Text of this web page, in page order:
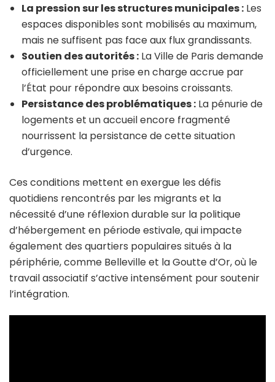
La pression sur les structures municipales : Les
espaces disponibles sont mobilisés au maximum,
mais ne suffisent pas face aux flux grandissants.
Soutien des autorités : La Ville de Paris demande
officiellement une prise en charge accrue par
l’État pour répondre aux besoins croissants.
Persistance des problématiques : La pénurie de
logements et un accueil encore fragmenté
nourrissent la persistance de cette situation
d’urgence.
Ces conditions mettent en exergue les défis
quotidiens rencontrés par les migrants et la
nécessité d’une réflexion durable sur la politique
d’hébergement en période estivale, qui impacte
également des quartiers populaires situés à la
périphérie, comme Belleville et la Goutte d’Or, où le
travail associatif s’active intensément pour soutenir
l’intégration.